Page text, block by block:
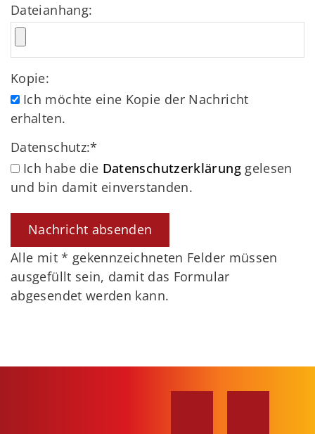
Dateianhang:
Kopie:
Ich möchte eine Kopie der Nachricht
erhalten.
Datenschutz:*
Ich habe die Datenschutzerklärunggelesen
und bin damit einverstanden.
Alle mit* gekennzeichneten Felder müssen
ausgefüllt sein, damit das Formular
abgesendet werden kann.